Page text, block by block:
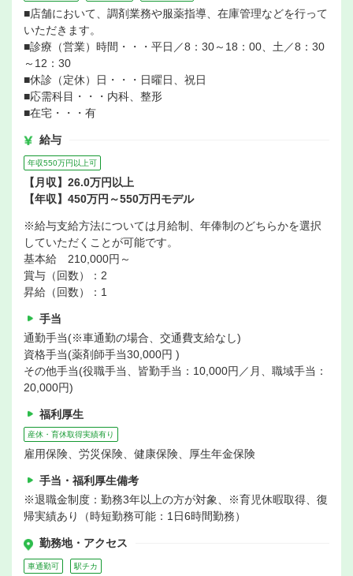
■店舗において、調剤業務や服薬指導、在庫管理などを行って
いただきます。
■診療（営業）時間・・・平日／8：30～18：00、土／8：30
～12：30
■休診（定休）日・・・日曜日、祝日
■応需科目・・・内科、整形
■在宅・・・有
給与
年収550万円以上可
【月収】26.0万円以上
【年収】450万円～550万円モデル
※給与支給方法については月給制、年俸制のどちらかを選択
していただくことが可能です。
基本給 210,000円～
賞与（回数）：2
昇給（回数）：1
手当
通勤手当(※車通勤の場合、交通費支給なし)
資格手当(薬剤師手当30,000円 )
その他手当(役職手当、皆勤手当：10,000円／月、職域手当：
20,000円)
福利厚生
産休・育休取得実績有り
雇用保険、労災保険、健康保険、厚生年金保険
手当・福利厚生備考
※退職金制度：勤務3年以上の方が対象、※育児休暇取得、復
帰実績あり（時短勤務可能：1日6時間勤務）
勤務地・アクセス
車通勤可 駅チカ